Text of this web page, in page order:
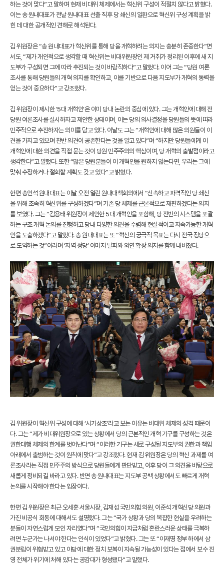
하는 것이 맞다”고 말하며 현재 비대위 체제에서는 혁신위 구성이 적절치 않다고 밝혔다.
이는 송 원내대표가 전날 원내대표 선출 직후 당 쇄신의 일환으로 혁신위 구성 계획을 밝
힌 데 대한 공개적인 견해로 해석된다.
김 위원장은 “송 원내대표가 혁신위를 통해 당을 개혁하려는 의지는 충분히 존중한다”면
서도, “제가 개인적으로 생각할 때 혁신위는 비대위원장인 제 거취가 정리된 이후에 새 지
도부가 구성되면 그에 따라 추진되는 것이 바람직하다”고 말했다. 이어 그는 “당원 여론
조사를 통해 당원들의 개혁 의지를 확인하고, 이를 기반으로 다음 지도부가 개혁의 동력을
얻는 것이 중요하다”고 강조했다.
김 위원장이 제시한 ‘5대 개혁안’은 이미 당내 논란의 중심에 있다. 그는 개혁안에 대해 전
당원 여론조사를 실시하자고 제안한 상태이며, 이는 당의 의사결정을 당원들의 뜻에 따라
민주적으로 추진하자는 의미를 담고 있다. 이날도 그는 “개혁안에 대해 많은 의원들이 이
견을 가지고 있으며 찬반 의견이 공존한다는 것을 알고 있다”며 “하지만 당원들에게 이
개혁안에 대한 의견을 직접 묻는 것이 당원 민주주의의 핵심이며, 당 개혁의 출발점이라고
생각한다”고 말했다. 또한 “많은 당원분들이 이 개혁안을 원하지 않는다면, 우리는 그에
맞춰 수정하거나 철회할 계획도 갖고 있다”고 밝혔다.
한편 송언석 원내대표는 이날 오전 열린 원내대책회의에서 “신속하고 파격적인 당 쇄신
을 위해 조속히 혁신위를 구성하겠다”며 기존 당 체제를 근본적으로 재편하겠다는 의지
를 보였다. 그는 “김용태 위원장이 제안한 5대 개혁안을 포함해, 당 전반의 시스템을 포괄
하는 구조 개혁 논의를 진행하고 당내 다양한 의견을 수렴해 현실적이고 지속가능한 개혁
안을 도출하겠다”고 말했다. 송 원내대표는 또 “혁신의 궁극적 목표는 다시 전국 정당으
로 도약하는 것”이라며 ‘지역 정당’ 이미지 탈피와 외연 확장 의지를 함께 내비쳤다.
김 위원장이 혁신위 구성에 대해 ‘시기상조’라고 보는 이유는 비대위 체제의 성격 때문이
다. 그는 “제가 비대위원장으로 있는 상황에서 당의 근본적인 개혁 기구를 구성하는 것은
권한대행 체제의 한계를 벗어난다”며 “이러한 기구는 새로 구성될 지도부의 권한과 책임
아래에서 출범하는 것이 원칙에 맞다”고 강조했다. 현재 김 위원장은 당의 혁신 과제를 여
론조사라는 직접 민주주의 방식으로 당원들에게 판단받고, 이후 당이 그 의견을 바탕으로
새롭게 정비되길 바라고 있다. 반면 송 원내대표는 지도부 공백 상황에서도 빠르게 개혁
논의를 시작해야 한다는 입장이다.
한편 김 위원장은 최근 오세훈 서울시장, 김재섭 국민의힘 의원, 이준석 개혁신당 의원과
가진 비공식 회동에 대해서도 설명했다. 그는 “국가 상황과 당의 복잡한 현실을 우려하는
분들이 자연스럽게 모인 자리였다”며 “국민의힘이 지금처럼 혼란스러운 상태를 극복하
려면 누군가는 나서야 한다는 인식이 있었다”고 밝혔다. 그는 또 “이재명 정부 하에서 삼
권분립이 위협받고 있고 야당에 대한 정치 보복이 지속될 가능성이 있다는 점에서 보수 진
영 전체가 위기에 처해 있다는 공감대가 형성됐다”고 말했다.